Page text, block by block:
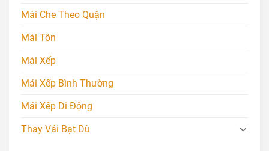
Mái Che Theo Quận
Mái Tôn
Mái Xếp
Mái Xếp Bình Thường
Mái Xếp Di Động
Thay Vải Bạt Dù